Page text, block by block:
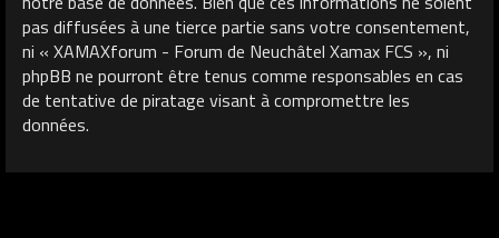
pas diffusées à une tierce partie sans votre consentement,
ni « XAMAXforum - Forum de Neuchâtel Xamax FCS », ni
phpBB ne pourront être tenus comme responsables en cas
de tentative de piratage visant à compromettre les
données.